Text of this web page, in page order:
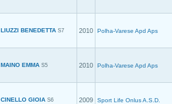
LIUZZI BENEDETTA S7 2010 Polha-Varese Apd Aps
MAINO EMMA S5 2010 Polha-Varese Apd Aps
CINELLO GIOIA S6 2009 Sport Life Onlus A.S.D.